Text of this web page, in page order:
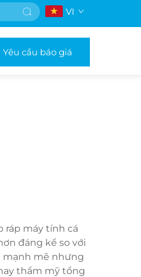
VI
Yêu cầu báo giá
ráp máy tính cá
đáng kể so với
mạnh mẽ nhưng
thẩm mỹ tổng